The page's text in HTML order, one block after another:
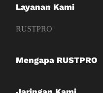
Layanan Kami
RUSTPRO
Mengapa RUSTPRO